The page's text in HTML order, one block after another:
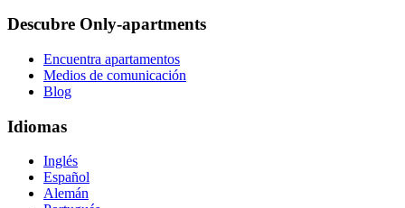
Descubre Only-apartments
Encuentra apartamentos
Medios de comunicación
Blog
Idiomas
Inglés
Español
Alemán